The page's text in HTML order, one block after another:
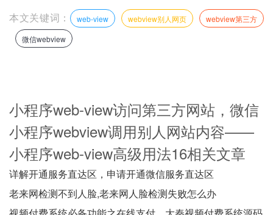
本文关键词： web-view webview别人网页
webview第三方
微信webview
小程序web-view访问第三方网站，微信
小程序webview调用别人网站内容——
小程序web-view高级用法16相关文章
详解开通服务直达区，申请开通微信服务直达区
老来网检测不到人脸,老来网人脸检测失败怎么办